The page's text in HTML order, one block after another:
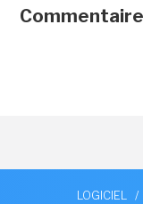
Commentaire
LOGICIEL /